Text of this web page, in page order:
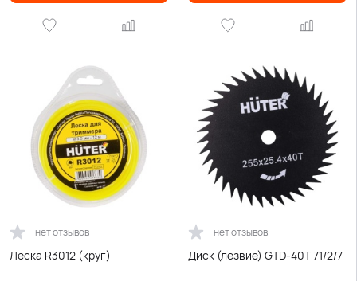
нет отзывов
Леска R3012 (круг)
нет отзывов
Диск (лезвие) GTD-40T 71/2/7